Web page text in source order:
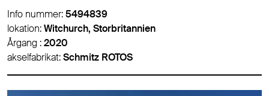
Info nummer:5494839
lokation:Witchurch, Storbritannien
Årgang :2020
akselfabrikat:Schmitz ROTOS